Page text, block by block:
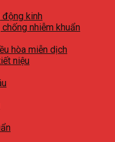
động kinh
nhiễm khuẩn
hòa miễn dịch
niệu